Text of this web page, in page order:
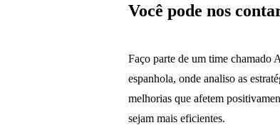
Você pode nos
Faço parte de um time chamado
espanhola, onde analiso as
melhorias que afetem
sejam mais eficientes.